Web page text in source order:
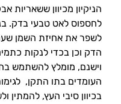
הניקיון מכיוון ששאריות
לחספוס לאט טבעי בדק.
לשפר את אחיזת השמן
הדק וכן בכדי לנקות
וישנם, מומלץ להשתמש
העומדים בתו התקן,
בכיוון סיבי העץ, להמתין